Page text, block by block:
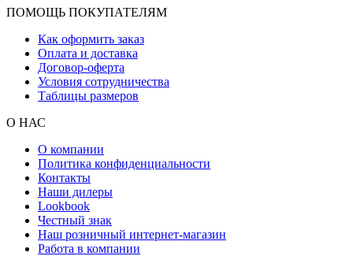
ПОМОЩЬ ПОКУПАТЕЛЯМ
Как оформить заказ
Оплата и доставка
Договор-оферта
Условия сотрудничества
Таблицы размеров
О НАС
О компании
Политика конфиденциальности
Контакты
Наши дилеры
Lookbook
Честный знак
Наш розничный интернет-магазин
Работа в компании